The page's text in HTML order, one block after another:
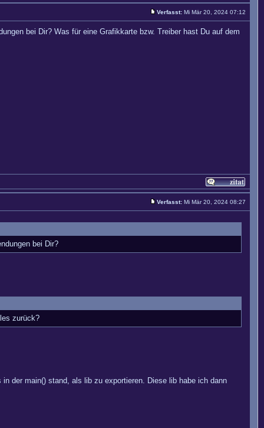
Verfasst: Mi Mär 20, 2024 07:12
bei Dir? Was für eine Grafikkarte bzw. Treiber hast Du auf dem
Verfasst: Mi Mär 20, 2024 08:27
bei Dir?
zurück?
der main() stand, als lib zu exportieren. Diese lib habe ich dann